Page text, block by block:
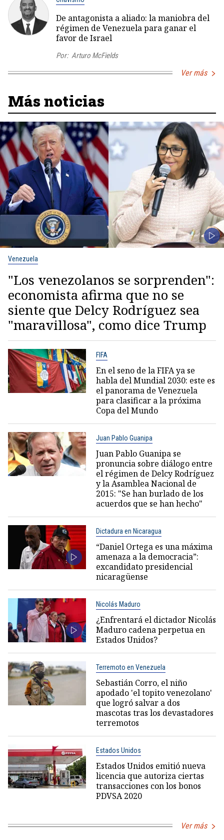
De antagonista a aliado: la maniobra del
régimen de Venezuela para ganar el
favor de Israel
Por: Arturo McFields
Ver más
Más noticias
Venezuela
"Los venezolanos se sorprenden":
economista afirma que no se
siente que Delcy Rodríguez sea
"maravillosa", como dice Trump
FIFA
En el seno de la FIFA ya se
habla del Mundial 2030: este es
el panorama de Venezuela
para clasificar a la próxima
Copa del Mundo
Juan Pablo Guanipa
Juan Pablo Guanipa se
pronuncia sobre diálogo entre
el régimen de Delcy Rodríguez
y la Asamblea Nacional de
2015: "Se han burlado de los
acuerdos que se han hecho"
Dictadura en Nicaragua
“Daniel Ortega es una máxima
amenaza a la democracia”:
excandidato presidencial
nicaragüense
Nicolás Maduro
¿Enfrentará el dictador Nicolás
Maduro cadena perpetua en
Estados Unidos?
Terremoto en Venezuela
Sebastián Corro, el niño
apodado 'el topito venezolano'
que logró salvar a dos
mascotas tras los devastadores
terremotos
Estados Unidos
Estados Unidos emitió nueva
licencia que autoriza ciertas
transacciones con los bonos
PDVSA 2020
Ver más